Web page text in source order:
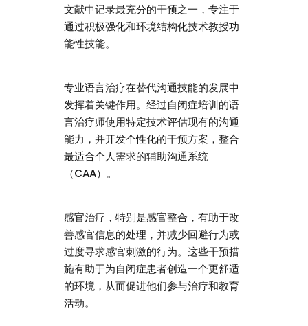
文献中记录最充分的干预之一，专注于
通过积极强化和环境结构化技术教授功
能性技能。
专业语言治疗在替代沟通技能的发展中
发挥着关键作用。经过自闭症培训的语
言治疗师使用特定技术评估现有的沟通
能力，并开发个性化的干预方案，整合
最适合个人需求的辅助沟通系统
（CAA）。
感官治疗，特别是感官整合，有助于改
善感官信息的处理，并减少回避行为或
过度寻求感官刺激的行为。这些干预措
施有助于为自闭症患者创造一个更舒适
的环境，从而促进他们参与治疗和教育
活动。